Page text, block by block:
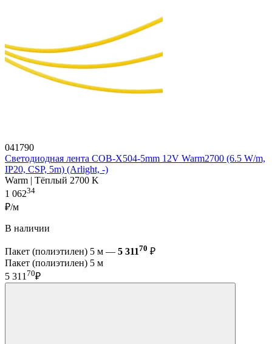
041790
Светодиодная лента COB-X504-5mm 12V Warm2700 (6.5 W/m,
IP20, CSP, 5m) (Arlight, -)
Warm | Тёплый 2700 K
1 06234
₽/м
В наличии
Пакет (полиэтилен) 5 м — 5 31170 ₽
Пакет (полиэтилен) 5 м
5 31170₽